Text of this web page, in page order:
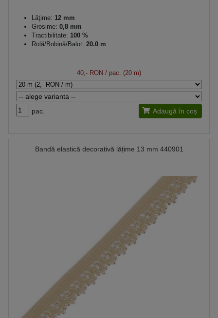
Lăţime: 12 mm
Grosime: 0,8 mm
Tractibilitate: 100 %
Rolă/Bobină/Balot: 20.0 m
40,- RON / pac. (20 m)
pac. Adaugă în coș
Bandă elastică decorativă lățime 13 mm 440901